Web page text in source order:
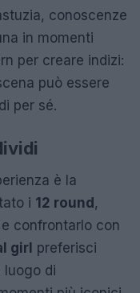
conoscenze
in momenti
per creare indizi:
può essere
per sé.
è la
i 12 round ,
confrontarlo con
girl preferisci
luogo di